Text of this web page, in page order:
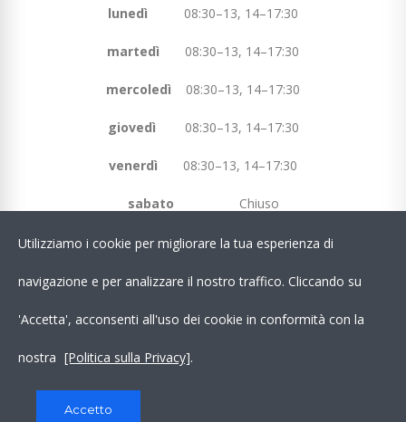
lunedì 08:30–13, 14–17:30
martedì 08:30–13, 14–17:30
mercoledì 08:30–13, 14–17:30
giovedì 08:30–13, 14–17:30
venerdì 08:30–13, 14–17:30
sabato Chiuso
domenicaChiuso
Chatta Con Noi su WhatsApp!
LINK UTILI
Copyright © MM2 Fitness Equipment | Powered by
Utilizziamo i cookie per migliorare la tua esperienza di
navigazione e per analizzare il nostro traffico. Cliccando su
'Accetta', acconsenti all'uso dei cookie in conformità con la
nostra [Politica sulla Privacy].
Accetto